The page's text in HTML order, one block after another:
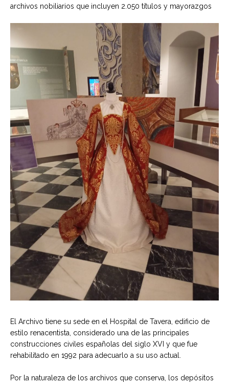
archivos nobiliarios que incluyen 2.050 títulos y mayorazgos
El Archivo tiene su sede en el Hospital de Tavera, edificio de
estilo renacentista, considerado una de las principales
construcciones civiles españolas del siglo XVI y que fue
rehabilitado en 1992 para adecuarlo a su uso actual.
Por la naturaleza de los archivos que conserva, los depósitos